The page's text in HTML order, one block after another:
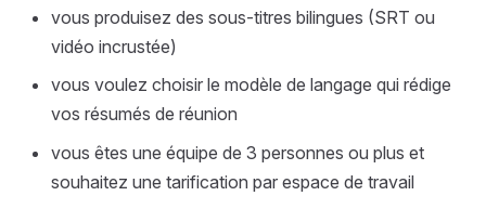
vous produisez des sous-titres bilingues (SRT ou
vidéo incrustée)
vous voulez choisir le modèle de langage qui rédige
vos résumés de réunion
vous êtes une équipe de 3 personnes ou plus et
souhaitez une tarification par espace de travail